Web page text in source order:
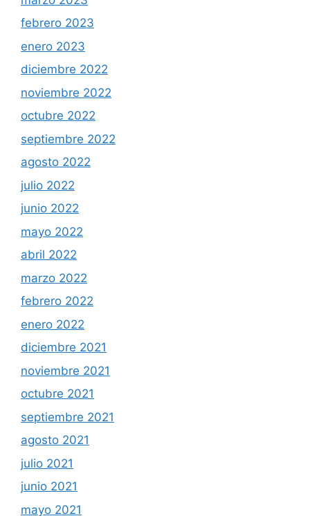
febrero 2023
enero 2023
diciembre 2022
noviembre 2022
octubre 2022
septiembre 2022
agosto 2022
julio 2022
junio 2022
mayo 2022
abril 2022
marzo 2022
febrero 2022
enero 2022
diciembre 2021
noviembre 2021
octubre 2021
septiembre 2021
agosto 2021
julio 2021
junio 2021
mayo 2021